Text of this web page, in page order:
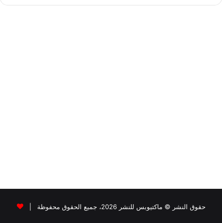
حقوق النشر © ماكتيوبس للنشر 2026، جميع الحقوق محفوظة |